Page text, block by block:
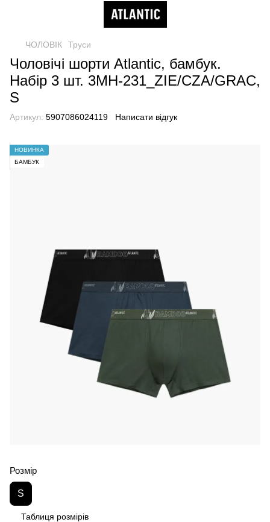
ЧОЛОВІК Труси
Чоловічі шорти Atlantic, бамбук.
Набір 3 шт. 3MH-231_ZIE/CZA/GRAC,
S
Артикул: 5907086024119 Написати відгук
НОВИНКА
БАМБУК
Розмір
S
Таблиця розмірів